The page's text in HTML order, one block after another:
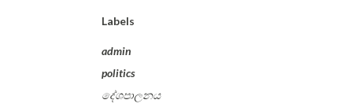
Labels
admin
politics
දේශපාලනය